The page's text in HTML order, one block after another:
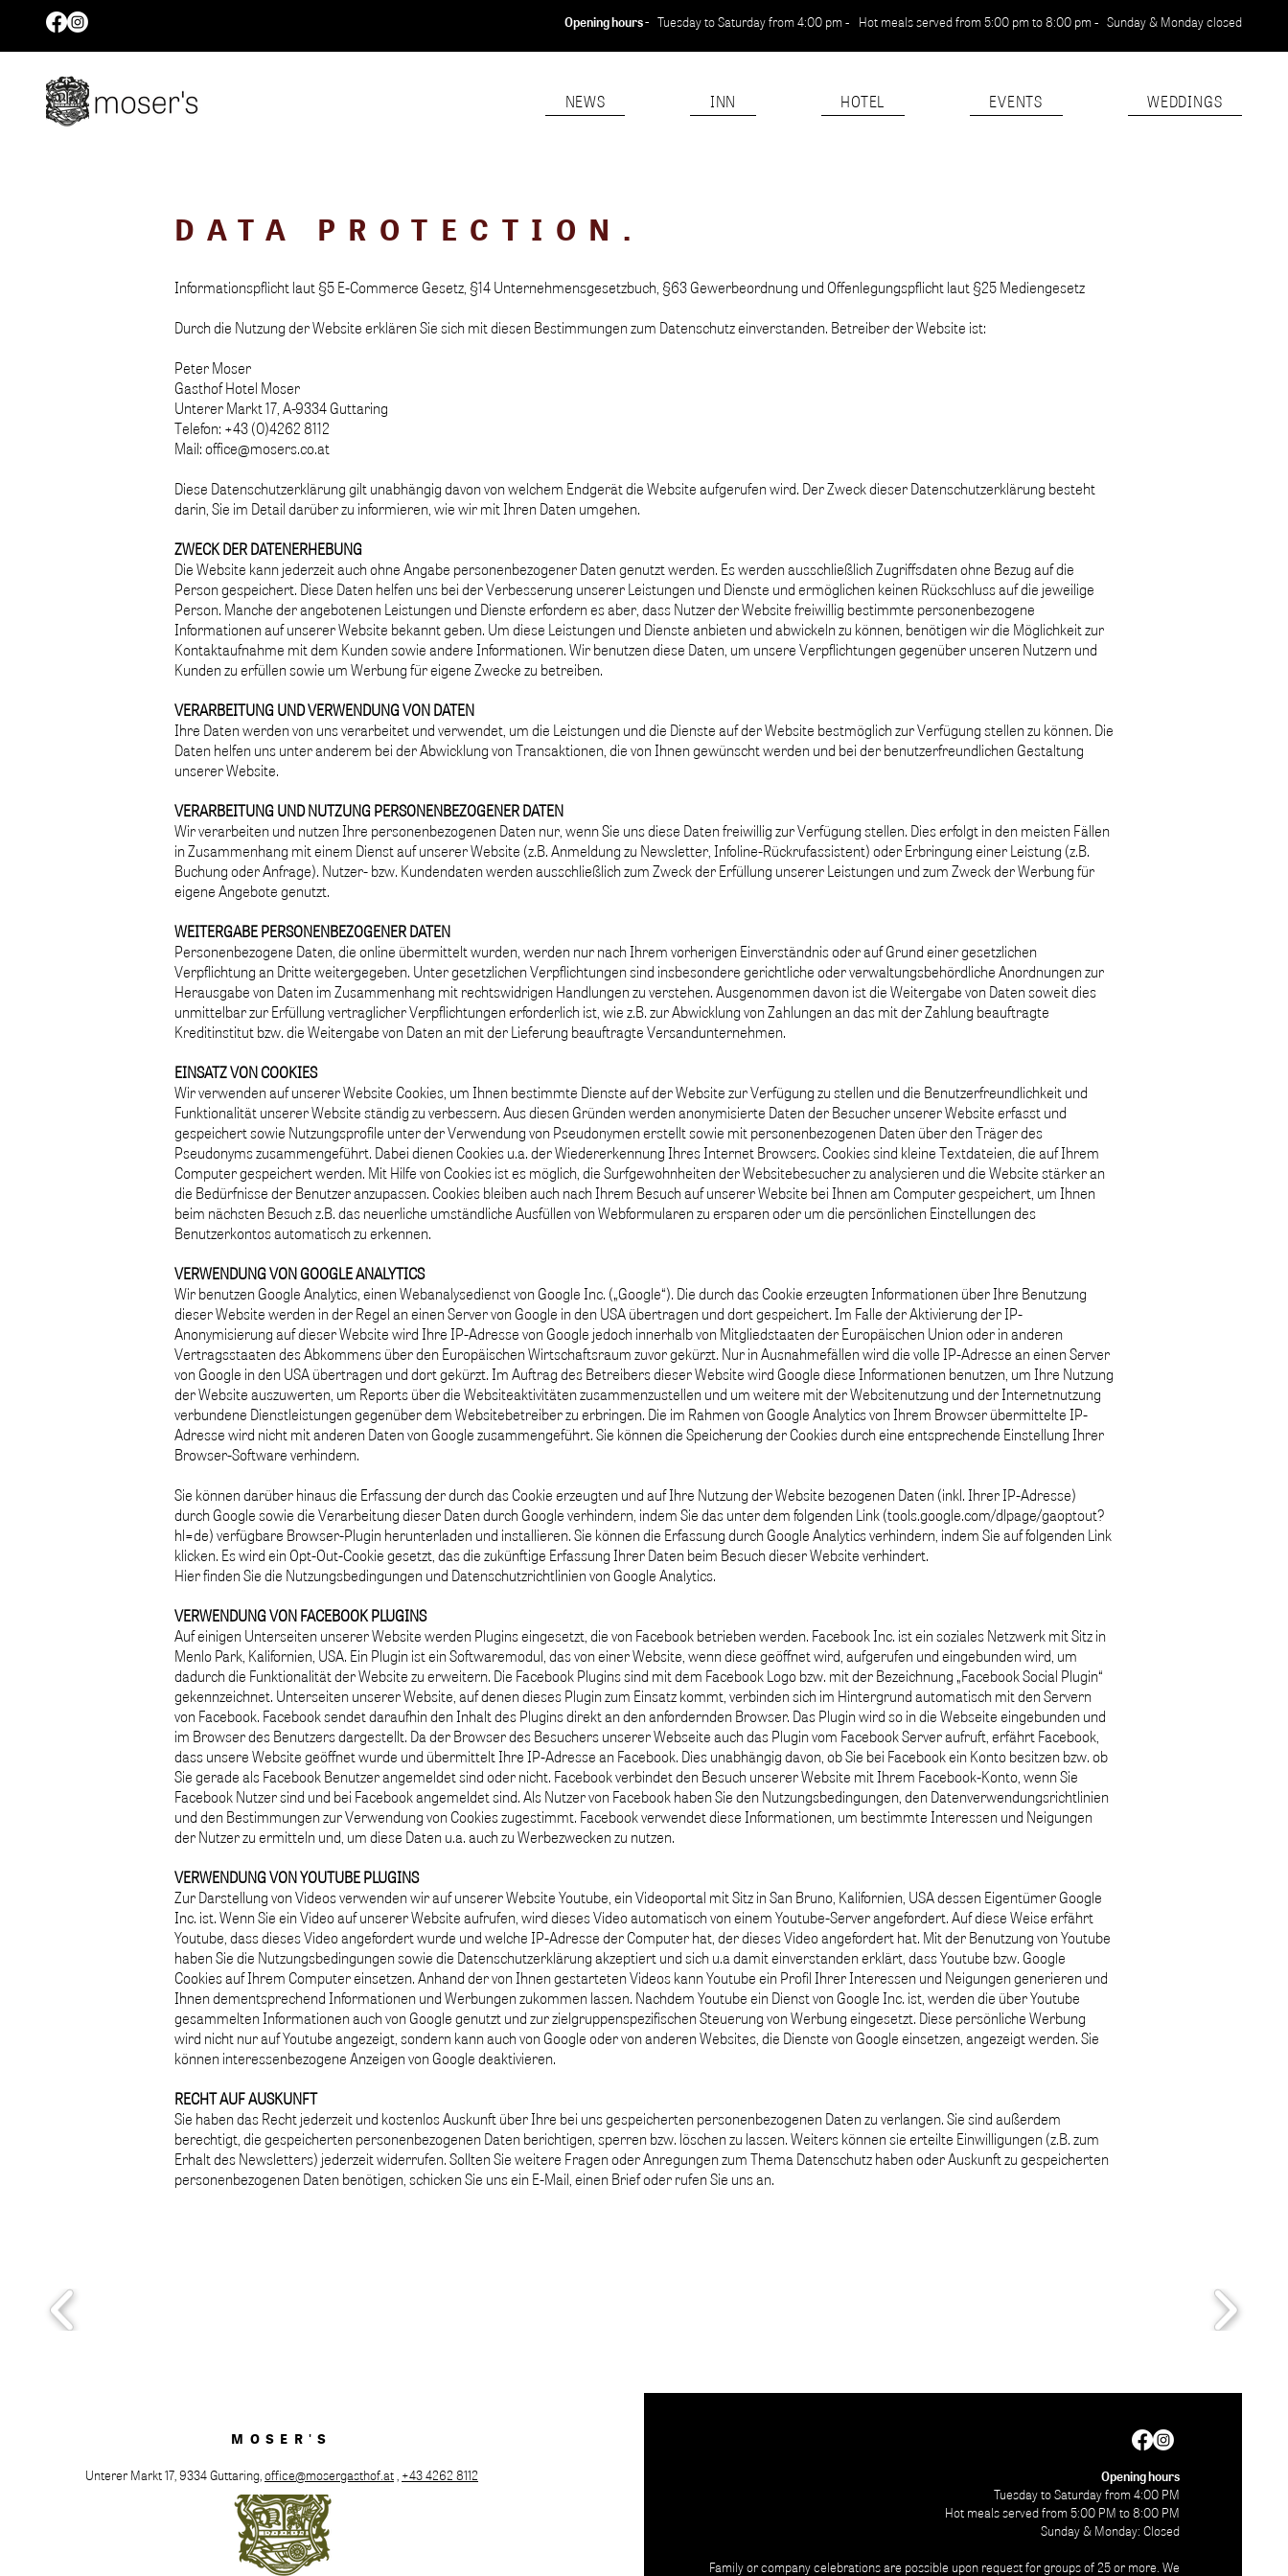
Opening hours - Tuesday to Saturday from 4:00 pm - Hot meals served from 5:00 pm to 8:00 pm - Sunday & Monday closed
NEWS INN HOTEL EVENTS WEDDINGS
DATA PROTECTION.
Informationspflicht laut §5 E-Commerce Gesetz, §14 Unternehmensgesetzbuch, §63 Gewerbeordnung und Offenlegungspflicht laut §25 Mediengesetz
Durch die Nutzung der Website erklären Sie sich mit diesen Bestimmungen zum Datenschutz einverstanden. Betreiber der Website ist:
Peter Moser
Gasthof Hotel Moser
Unterer Markt 17, A-9334 Guttaring
Telefon: +43 (0)4262 8112
Mail: office@mosers.co.at
Diese Datenschutzerklärung gilt unabhängig davon von welchem Endgerät die Website aufgerufen wird. Der Zweck dieser Datenschutzerklärung besteht
darin, Sie im Detail darüber zu informieren, wie wir mit Ihren Daten umgehen.
ZWECK DER DATENERHEBUNG
Die Website kann jederzeit auch ohne Angabe personenbezogener Daten genutzt werden. Es werden ausschließlich Zugriffsdaten ohne Bezug auf die
Person gespeichert. Diese Daten helfen uns bei der Verbesserung unserer Leistungen und Dienste und ermöglichen keinen Rückschluss auf die jeweilige
Person. Manche der angebotenen Leistungen und Dienste erfordern es aber, dass Nutzer der Website freiwillig bestimmte personenbezogene
Informationen auf unserer Website bekannt geben. Um diese Leistungen und Dienste anbieten und abwickeln zu können, benötigen wir die Möglichkeit zur
Kontaktaufnahme mit dem Kunden sowie andere Informationen. Wir benutzen diese Daten, um unsere Verpflichtungen gegenüber unseren Nutzern und
Kunden zu erfüllen sowie um Werbung für eigene Zwecke zu betreiben.
VERARBEITUNG UND VERWENDUNG VON DATEN
Ihre Daten werden von uns verarbeitet und verwendet, um die Leistungen und die Dienste auf der Website bestmöglich zur Verfügung stellen zu können. Die
Daten helfen uns unter anderem bei der Abwicklung von Transaktionen, die von Ihnen gewünscht werden und bei der benutzerfreundlichen Gestaltung
unserer Website.
VERARBEITUNG UND NUTZUNG PERSONENBEZOGENER DATEN
Wir verarbeiten und nutzen Ihre personenbezogenen Daten nur, wenn Sie uns diese Daten freiwillig zur Verfügung stellen. Dies erfolgt in den meisten Fällen
in Zusammenhang mit einem Dienst auf unserer Website (z.B. Anmeldung zu Newsletter, Infoline-Rückrufassistent) oder Erbringung einer Leistung (z.B.
Buchung oder Anfrage). Nutzer- bzw. Kundendaten werden ausschließlich zum Zweck der Erfüllung unserer Leistungen und zum Zweck der Werbung für
eigene Angebote genutzt.
WEITERGABE PERSONENBEZOGENER DATEN
Personenbezogene Daten, die online übermittelt wurden, werden nur nach Ihrem vorherigen Einverständnis oder auf Grund einer gesetzlichen
Verpflichtung an Dritte weitergegeben. Unter gesetzlichen Verpflichtungen sind insbesondere gerichtliche oder verwaltungsbehördliche Anordnungen zur
Herausgabe von Daten im Zusammenhang mit rechtswidrigen Handlungen zu verstehen. Ausgenommen davon ist die Weitergabe von Daten soweit dies
unmittelbar zur Erfüllung vertraglicher Verpflichtungen erforderlich ist, wie z.B. zur Abwicklung von Zahlungen an das mit der Zahlung beauftragte
Kreditinstitut bzw. die Weitergabe von Daten an mit der Lieferung beauftragte Versandunternehmen.
EINSATZ VON COOKIES
Wir verwenden auf unserer Website Cookies, um Ihnen bestimmte Dienste auf der Website zur Verfügung zu stellen und die Benutzerfreundlichkeit und
Funktionalität unserer Website ständig zu verbessern. Aus diesen Gründen werden anonymisierte Daten der Besucher unserer Website erfasst und
gespeichert sowie Nutzungsprofile unter der Verwendung von Pseudonymen erstellt sowie mit personenbezogenen Daten über den Träger des
Pseudonyms zusammengeführt. Dabei dienen Cookies u.a. der Wiedererkennung Ihres Internet Browsers. Cookies sind kleine Textdateien, die auf Ihrem
Computer gespeichert werden. Mit Hilfe von Cookies ist es möglich, die Surfgewohnheiten der Websitebesucher zu analysieren und die Website stärker an
die Bedürfnisse der Benutzer anzupassen. Cookies bleiben auch nach Ihrem Besuch auf unserer Website bei Ihnen am Computer gespeichert, um Ihnen
beim nächsten Besuch z.B. das neuerliche umständliche Ausfüllen von Webformularen zu ersparen oder um die persönlichen Einstellungen des
Benutzerkontos automatisch zu erkennen.
VERWENDUNG VON GOOGLE ANALYTICS
Wir benutzen Google Analytics, einen Webanalysedienst von Google Inc. („Google“). Die durch das Cookie erzeugten Informationen über Ihre Benutzung
dieser Website werden in der Regel an einen Server von Google in den USA übertragen und dort gespeichert. Im Falle der Aktivierung der IP-
Anonymisierung auf dieser Website wird Ihre IP-Adresse von Google jedoch innerhalb von Mitgliedstaaten der Europäischen Union oder in anderen
Vertragsstaaten des Abkommens über den Europäischen Wirtschaftsraum zuvor gekürzt. Nur in Ausnahmefällen wird die volle IP-Adresse an einen Server
von Google in den USA übertragen und dort gekürzt. Im Auftrag des Betreibers dieser Website wird Google diese Informationen benutzen, um Ihre Nutzung
der Website auszuwerten, um Reports über die Websiteaktivitäten zusammenzustellen und um weitere mit der Websitenutzung und der Internetnutzung
verbundene Dienstleistungen gegenüber dem Websitebetreiber zu erbringen. Die im Rahmen von Google Analytics von Ihrem Browser übermittelte IP-
Adresse wird nicht mit anderen Daten von Google zusammengeführt. Sie können die Speicherung der Cookies durch eine entsprechende Einstellung Ihrer
Browser-Software verhindern.
Sie können darüber hinaus die Erfassung der durch das Cookie erzeugten und auf Ihre Nutzung der Website bezogenen Daten (inkl. Ihrer IP-Adresse)
durch Google sowie die Verarbeitung dieser Daten durch Google verhindern, indem Sie das unter dem folgenden Link (tools.google.com/dlpage/gaoptout?
hl=de) verfügbare Browser-Plugin herunterladen und installieren. Sie können die Erfassung durch Google Analytics verhindern, indem Sie auf folgenden Link
klicken. Es wird ein Opt-Out-Cookie gesetzt, das die zukünftige Erfassung Ihrer Daten beim Besuch dieser Website verhindert.
Hier finden Sie die Nutzungsbedingungen und Datenschutzrichtlinien von Google Analytics.
VERWENDUNG VON FACEBOOK PLUGINS
Auf einigen Unterseiten unserer Website werden Plugins eingesetzt, die von Facebook betrieben werden. Facebook Inc. ist ein soziales Netzwerk mit Sitz in
Menlo Park, Kalifornien, USA. Ein Plugin ist ein Softwaremodul, das von einer Website, wenn diese geöffnet wird, aufgerufen und eingebunden wird, um
dadurch die Funktionalität der Website zu erweitern. Die Facebook Plugins sind mit dem Facebook Logo bzw. mit der Bezeichnung „Facebook Social Plugin“
gekennzeichnet. Unterseiten unserer Website, auf denen dieses Plugin zum Einsatz kommt, verbinden sich im Hintergrund automatisch mit den Servern
von Facebook. Facebook sendet daraufhin den Inhalt des Plugins direkt an den anfordernden Browser. Das Plugin wird so in die Webseite eingebunden und
im Browser des Benutzers dargestellt. Da der Browser des Besuchers unserer Webseite auch das Plugin vom Facebook Server aufruft, erfährt Facebook,
dass unsere Website geöffnet wurde und übermittelt Ihre IP-Adresse an Facebook. Dies unabhängig davon, ob Sie bei Facebook ein Konto besitzen bzw. ob
Sie gerade als Facebook Benutzer angemeldet sind oder nicht. Facebook verbindet den Besuch unserer Website mit Ihrem Facebook-Konto, wenn Sie
Facebook Nutzer sind und bei Facebook angemeldet sind. Als Nutzer von Facebook haben Sie den Nutzungsbedingungen, den Datenverwendungsrichtlinien
und den Bestimmungen zur Verwendung von Cookies zugestimmt. Facebook verwendet diese Informationen, um bestimmte Interessen und Neigungen
der Nutzer zu ermitteln und, um diese Daten u.a. auch zu Werbezwecken zu nutzen.
VERWENDUNG VON YOUTUBE PLUGINS
Zur Darstellung von Videos verwenden wir auf unserer Website Youtube, ein Videoportal mit Sitz in San Bruno, Kalifornien, USA dessen Eigentümer Google
Inc. ist. Wenn Sie ein Video auf unserer Website aufrufen, wird dieses Video automatisch von einem Youtube-Server angefordert. Auf diese Weise erfährt
Youtube, dass dieses Video angefordert wurde und welche IP-Adresse der Computer hat, der dieses Video angefordert hat. Mit der Benutzung von Youtube
haben Sie die Nutzungsbedingungen sowie die Datenschutzerklärung akzeptiert und sich u.a damit einverstanden erklärt, dass Youtube bzw. Google
Cookies auf Ihrem Computer einsetzen. Anhand der von Ihnen gestarteten Videos kann Youtube ein Profil Ihrer Interessen und Neigungen generieren und
Ihnen dementsprechend Informationen und Werbungen zukommen lassen. Nachdem Youtube ein Dienst von Google Inc. ist, werden die über Youtube
gesammelten Informationen auch von Google genutzt und zur zielgruppenspezifischen Steuerung von Werbung eingesetzt. Diese persönliche Werbung
wird nicht nur auf Youtube angezeigt, sondern kann auch von Google oder von anderen Websites, die Dienste von Google einsetzen, angezeigt werden. Sie
können interessenbezogene Anzeigen von Google deaktivieren.
RECHT AUF AUSKUNFT
Sie haben das Recht jederzeit und kostenlos Auskunft über Ihre bei uns gespeicherten personenbezogenen Daten zu verlangen. Sie sind außerdem
berechtigt, die gespeicherten personenbezogenen Daten berichtigen, sperren bzw. löschen zu lassen. Weiters können sie erteilte Einwilligungen (z.B. zum
Erhalt des Newsletters) jederzeit widerrufen. Sollten Sie weitere Fragen oder Anregungen zum Thema Datenschutz haben oder Auskunft zu gespeicherten
personenbezogenen Daten benötigen, schicken Sie uns ein E-Mail, einen Brief oder rufen Sie uns an.
MOSER'S
Unterer Markt 17, 9334 Guttaring, office@mosergasthof.at +43 4262 8112 Opening hours
Tuesday to Saturday from 4:00 PM
Hot meals served from 5:00 PM to 8:00 PM
Sunday & Monday: Closed
Family or company celebrations are possible upon request for groups of 25 or more. We